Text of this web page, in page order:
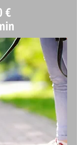
€